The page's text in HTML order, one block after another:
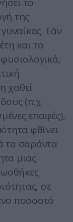
της
Εάν
και το
χαθεί
(π.χ.
επαφές),
φθίνει
τα σαράντα
μιας
σε
ποσοστό